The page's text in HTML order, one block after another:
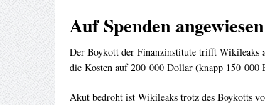
Auf Spenden angewiesen
Der Boykott der Finanzinstitute trifft Wikileaks
die Kosten auf 200 000 Dollar (knapp 150 000
Akut bedroht ist Wikileaks trotz des Boykotts